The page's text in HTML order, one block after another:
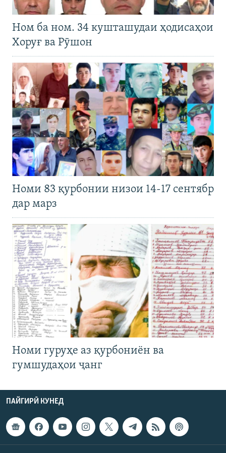
Ном ба ном. 34 кушташудаи ҳодисаҳои
Хоруғ ва Рӯшон
Номи 83 қурбонии низои 14-17 сентябр
дар марз
Номи гуруҳе аз қурбониён ва
гумшудаҳои ҷанг
ПАЙГИРӢ КУНЕД